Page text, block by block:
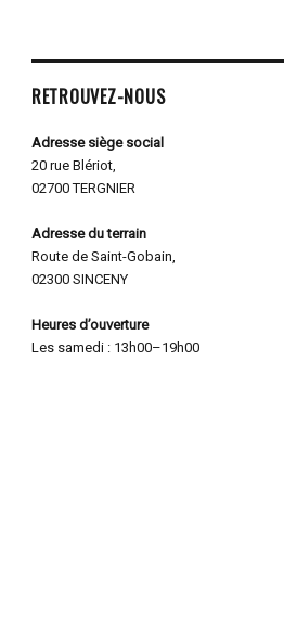
RETROUVEZ-NOUS
Adresse siège social
20 rue Blériot,
02700 TERGNIER
Adresse du terrain
Route de Saint-Gobain,
02300 SINCENY
Heures d’ouverture
Les samedi : 13h00–19h00